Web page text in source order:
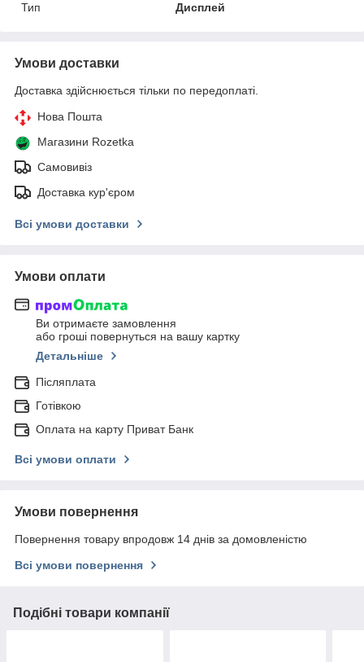
Тип
Дисплей
Умови доставки
Доставка здійснюється тільки по передоплаті.
Нова Пошта
Магазини Rozetka
Самовивіз
Доставка кур'єром
Всі умови доставки
Умови оплати
Ви отримаєте замовлення
або гроші повернуться на вашу картку
Детальніше
Післяплата
Готівкою
Оплата на карту Приват Банк
Всі умови оплати
Умови повернення
Повернення товару впродовж 14 днів за домовленістю
Всі умови повернення
Подібні товари компанії